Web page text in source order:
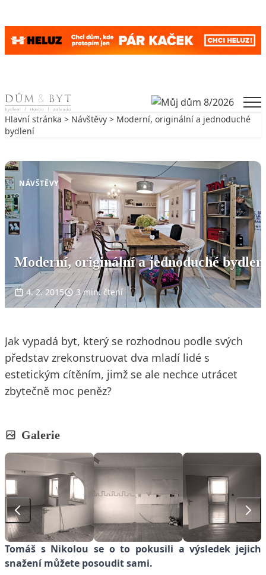
Skip to content
Hlavní stránka > Návštěvy > Moderní, originální a jednoduché
bydlení
NÁVŠTĚVY
Moderní, originální a jednoduché
4. 2. 2015 3 min. čtení
Jak vypadá byt, který se rozhodnou podle svých
představ zrekonstruovat dva mladí lidé s
estetickým cítěním, jimž se ale nechce utrácet
zbytečně moc peněz?
Galerie
Tomáš s Nikolou se o to pokusili a výsledek jejich
snažení můžete posoudit sami.